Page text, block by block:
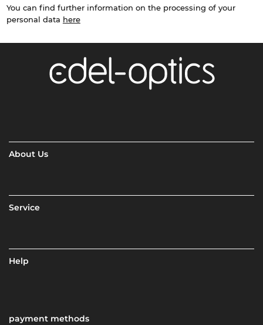
You can find further information on the processing of your
personal data here
About Us
Service
Help
payment methods